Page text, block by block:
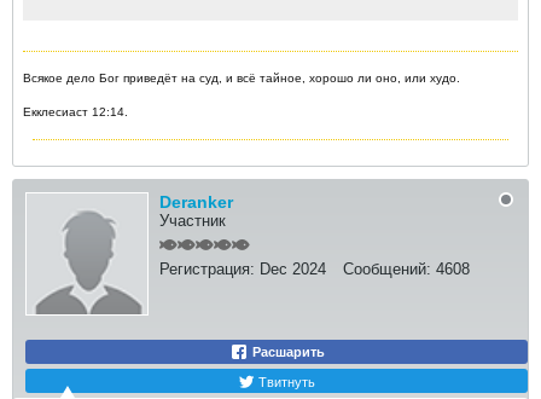
Всякое дело Бог приведёт на суд, и всё тайное, хорошо ли оно, или худо.
Екклесиаст 12:14.
Deranker
Участник
Регистрация: Dec 2024 Сообщений: 4608
Расшарить
Твитнуть